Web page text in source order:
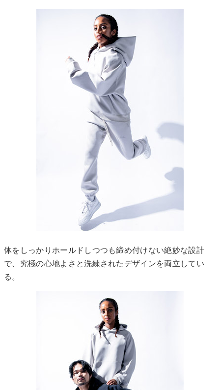
体をしっかりホールドしつつも締め付けない絶妙な設計
で、究極の心地よさと洗練されたデザインを両立してい
る。